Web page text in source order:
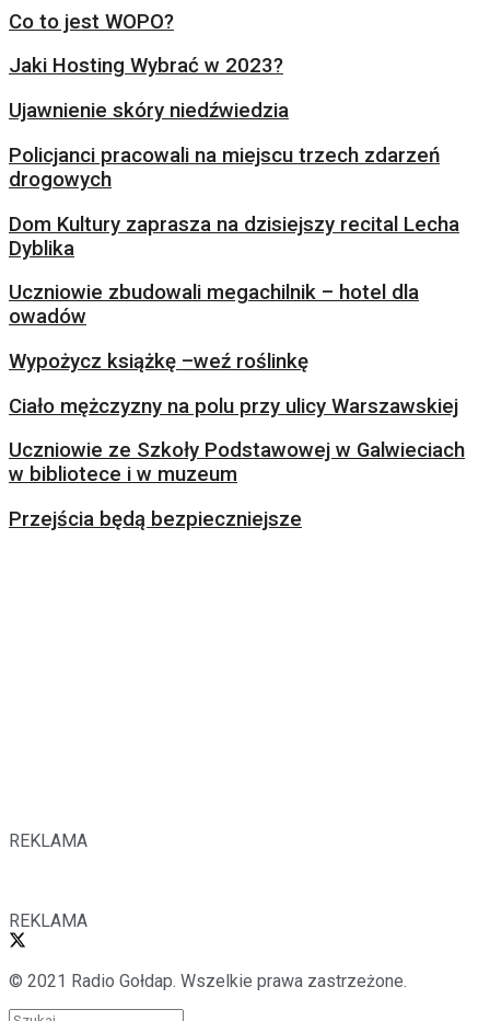
Co to jest WOPO?
Jaki Hosting Wybrać w 2023?
Ujawnienie skóry niedźwiedzia
Policjanci pracowali na miejscu trzech zdarzeń
drogowych
Dom Kultury zaprasza na dzisiejszy recital Lecha
Dyblika
Uczniowie zbudowali megachilnik – hotel dla
owadów
Wypożycz książkę –weź roślinkę
Ciało mężczyzny na polu przy ulicy Warszawskiej
Uczniowie ze Szkoły Podstawowej w Galwieciach
w bibliotece i w muzeum
Przejścia będą bezpieczniejsze
REKLAMA
REKLAMA
© 2021 Radio Gołdap. Wszelkie prawa zastrzeżone.